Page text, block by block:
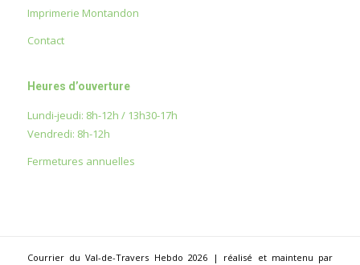
Imprimerie Montandon
Contact
Heures d’ouverture
Lundi-jeudi: 8h-12h / 13h30-17h
Vendredi: 8h-12h
Fermetures annuelles
Courrier du Val-de-Travers Hebdo 2026 | réalisé et maintenu par